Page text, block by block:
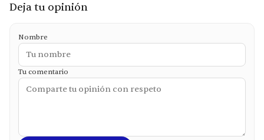
Deja tu opinión
Nombre
Tu comentario